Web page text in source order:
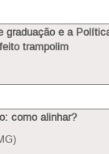
graduação e a
trampolim
como alinhar?